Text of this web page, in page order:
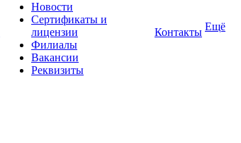
Новости
Сертификаты и
лицензии
Филиалы
Вакансии
Реквизиты
Контакты Ещё